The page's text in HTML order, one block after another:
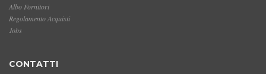
Albo Fornitori
Regolamento Acquisti
Jobs
CONTATTI